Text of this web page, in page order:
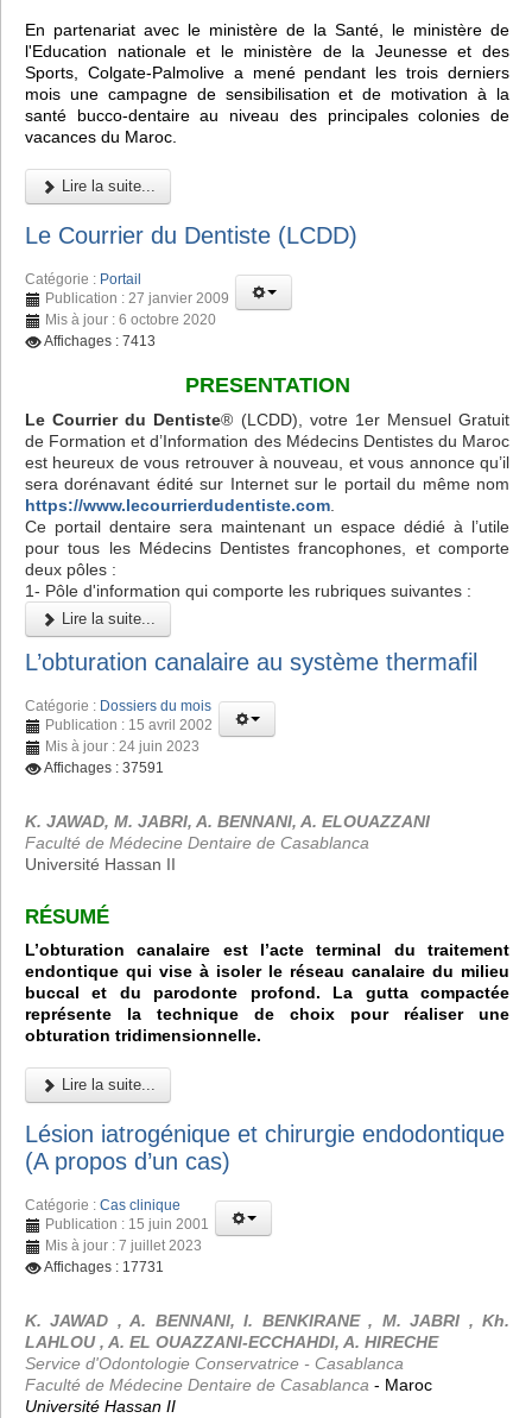
En partenariat avec le ministère de la Santé, le ministère de
l'Education nationale et le ministère de la Jeunesse et des
Sports, Colgate-Palmolive a mené pendant les trois derniers
mois une campagne de sensibilisation et de motivation à la
santé bucco-dentaire au niveau des principales colonies de
vacances du Maroc.
Lire la suite...
Le Courrier du Dentiste (LCDD)
Catégorie : Portail
Publication : 27 janvier 2009
Mis à jour : 6 octobre 2020
Affichages : 7413
PRESENTATION
Le Courrier du Dentiste® (LCDD), votre 1er Mensuel Gratuit
de Formation et d’Information des Médecins Dentistes du Maroc
est heureux de vous retrouver à nouveau, et vous annonce qu’il
sera dorénavant édité sur Internet sur le portail du même nom
https://www.lecourrierdudentiste.com
Ce portail dentaire sera maintenant un espace dédié à l’utile
pour tous les Médecins Dentistes francophones, et comporte
deux pôles :
1- Pôle d'information qui comporte les rubriques suivantes :
Lire la suite...
L’obturation canalaire au système thermafil
Catégorie : Dossiers du mois
Publication : 15 avril 2002
Mis à jour : 24 juin 2023
Affichages : 37591
K. JAWAD, M. JABRI, A. BENNANI, A. ELOUAZZANI
Faculté de Médecine Dentaire de Casablanca
Université Hassan II
RÉSUMÉ
L’obturation canalaire est l’acte terminal du traitement
endontique qui vise à isoler le réseau canalaire du milieu
buccal et du parodonte profond. La gutta compactée
représente la technique de choix pour réaliser une
obturation tridimensionnelle.
Lire la suite...
Lésion iatrogénique et chirurgie endodontique
(A propos d’un cas)
Catégorie : Cas clinique
Publication : 15 juin 2001
Mis à jour : 7 juillet 2023
Affichages : 17731
K. JAWAD , A. BENNANI, I. BENKIRANE , M. JABRI , Kh.
LAHLOU , A. EL OUAZZANI-ECCHAHDI, A. HIRECHE
Service d'Odontologie Conservatrice - Casablanca
Faculté de Médecine Dentaire de Casablanca - Maroc
Université Hassan II